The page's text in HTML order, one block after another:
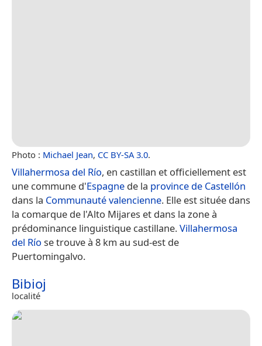
Photo : Michael Jean, CC BY-SA 3.0.
Villahermosa del Río, en castillan et officiellement est
une commune d'Espagne de la province de Castellón
dans la Communauté valencienne. Elle est située dans
la comarque de l'Alto Mijares et dans la zone à
prédominance linguistique castillane.Villahermosa
del Río se trouve à 8 km au sud-est de
Puertomingalvo.
Bibioj
localité